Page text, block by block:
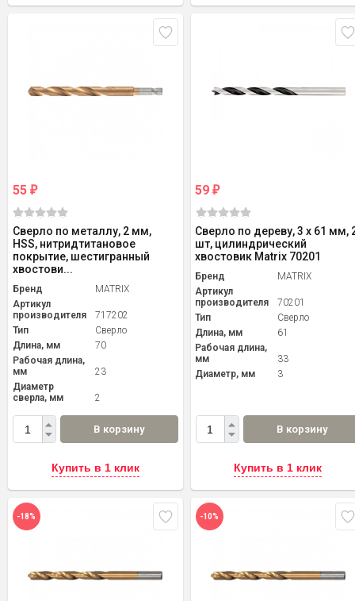
55 ₽
Сверло по металлу, 2 мм,
HSS, нитридтитановое
покрытие, шестигранный
хвостови...
Бренд
MATRIX
Артикул
производителя
717202
Тип
Сверло
Длина, мм
70
Рабочая длина,
мм
23
Диаметр
сверла, мм
2
В корзину
Купить в 1 клик
59₽
Сверло по дереву, 3 x 61 мм,
шт, цилиндрический
хвостовик Matrix 70201
Бренд
MATRIX
Артикул
производителя
70201
Тип
Сверло
Длина, мм
61
Рабочая длина,
мм
33
Диаметр, мм
3
В корзину
Купить в 1 клик
-18% -10%